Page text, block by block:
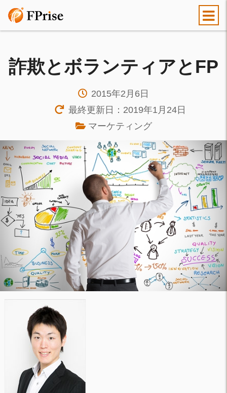
詐欺とボランティアとFP
2015年2月6日
最終更新日：2019年1月24日
マーケティング